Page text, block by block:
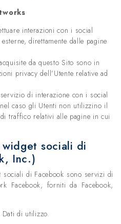
interazioni con i social
direttamente dalle pagine
da questo Sito sono in
privacy dell’Utente relative ad
di interazione con i social
caso gli Utenti non utilizzino il
traffico relativi alle pagine in cui
widget sociali di
Inc.)
di Facebook sono servizi di
Facebook, forniti da Facebook,
di utilizzo.